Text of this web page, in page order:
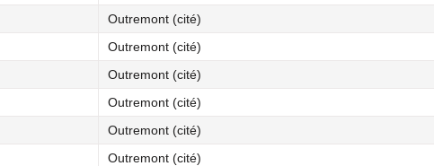
Outremont (cité)
Outremont (cité)
Outremont (cité)
Outremont (cité)
Outremont (cité)
Outremont (cité)